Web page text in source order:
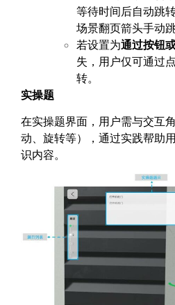
等待时间后自动跳
场景翻页箭头手动
若设置为通过按钮
失，用户仅可通过
转。
实操题
在实操题界面，用户需与交互
动、旋转等），通过实践帮助
识内容。